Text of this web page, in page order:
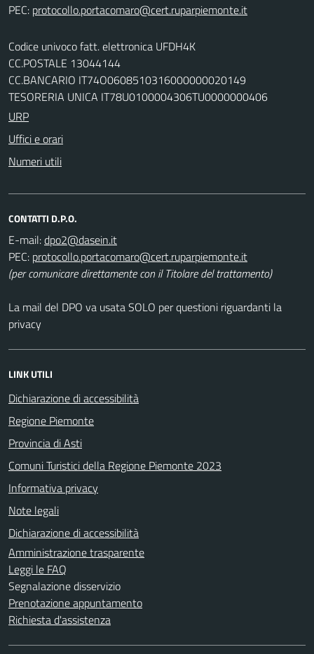
PEC:
Codice univoco fatt. elettronica UFDH4K
CC.POSTALE 13044144
CC.BANCARIO IT74O0608510316000000020149
TESORERIA UNICA IT78U0100004306TU0000000406
URP
Uffici e orari
Numeri utili
CONTATTI D.P.O.
E-mail:
PEC:
(per comunicare direttamente con il Titolare del trattamento)
La mail del DPO va usata SOLO per questioni riguardanti la
privacy
LINK UTILI
Dichiarazione di accessibilità
Regione Piemonte
Provincia di Asti
Comuni Turistici della Regione Piemonte 2023
Informativa privacy
Note legali
Dichiarazione di accessibilità
Amministrazione trasparente
Leggi le FAQ
Segnalazione disservizio
Prenotazione appuntamento
Richiesta d'assistenza